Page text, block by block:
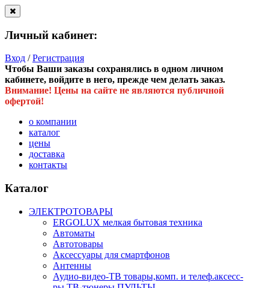
Личный кабинет:
Вход /Регистрация
Чтобы Ваши заказы сохранялись в одном личном
кабинете, войдите в него, прежде чем делать заказ.
Внимание! Цены на сайте не являются публичной
офертой!
о компании
каталог
цены
доставка
контакты
Каталог
ЭЛЕКТРОТОВАРЫ
ERGOLUX мелкая бытовая техника
Автоматы
Автотовары
Аксессуары для смартфонов
Антенны
Аудио-видео-ТВ товары,комп. и телеф.аксесс-